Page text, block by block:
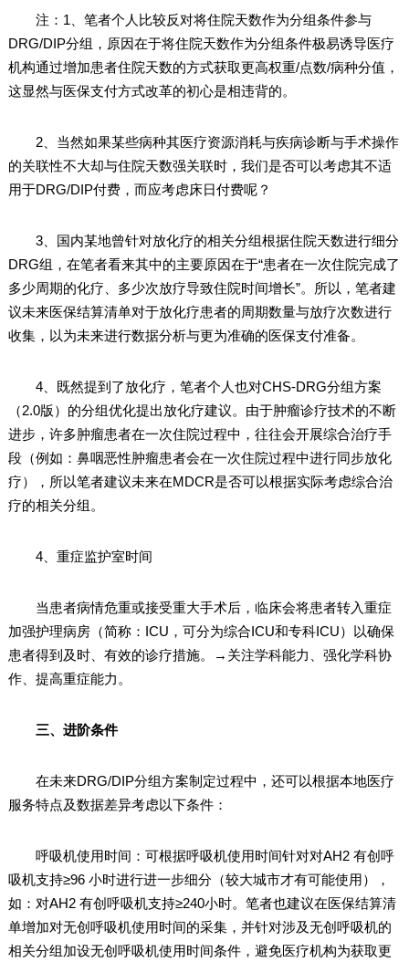
注：1、笔者个人比较反对将住院天数作为分组条件参与
DRG/DIP分组，原因在于将住院天数作为分组条件极易诱导医疗
机构通过增加患者住院天数的方式获取更高权重/点数/病种分值，
这显然与医保支付方式改革的初心是相违背的。
2、当然如果某些病种其医疗资源消耗与疾病诊断与手术操作
的关联性不大却与住院天数强关联时，我们是否可以考虑其不适
用于DRG/DIP付费，而应考虑床日付费呢？
3、国内某地曾针对放化疗的相关分组根据住院天数进行细分
DRG组，在笔者看来其中的主要原因在于“患者在一次住院完成了
多少周期的化疗、多少次放疗导致住院时间增长”。所以，笔者建
议未来医保结算清单对于放化疗患者的周期数量与放疗次数进行
收集，以为未来进行数据分析与更为准确的医保支付准备。
4、既然提到了放化疗，笔者个人也对CHS-DRG分组方案
（2.0版）的分组优化提出放化疗建议。由于肿瘤诊疗技术的不断
进步，许多肿瘤患者在一次住院过程中，往往会开展综合治疗手
段（例如：鼻咽恶性肿瘤患者会在一次住院过程中进行同步放化
疗），所以笔者建议未来在MDCR是否可以根据实际考虑综合治
疗的相关分组。
4、重症监护室时间
当患者病情危重或接受重大手术后，临床会将患者转入重症
加强护理病房（简称：ICU，可分为综合ICU和专科ICU）以确保
患者得到及时、有效的诊疗措施。→关注学科能力、强化学科协
作、提高重症能力。
三、进阶条件
在未来DRG/DIP分组方案制定过程中，还可以根据本地医疗
服务特点及数据差异考虑以下条件：
呼吸机使用时间：可根据呼吸机使用时间针对对AH2 有创呼
吸机支持≥96 小时进行进一步细分（较大城市才有可能使用），
如：对AH2 有创呼吸机支持≥240小时。笔者也建议在医保结算清
单增加对无创呼吸机使用时间的采集，并针对涉及无创呼吸机的
相关分组加设无创呼吸机使用时间条件，避免医疗机构为获取更